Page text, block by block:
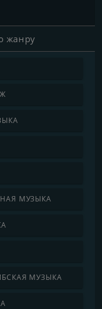
жанру
МУЗЫКА
МУЗЫКА